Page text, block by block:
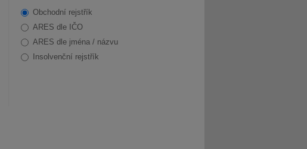
Obchodní rejstřík
ARES dle IČO
ARES dle jména / názvu
Insolvenční rejstřík